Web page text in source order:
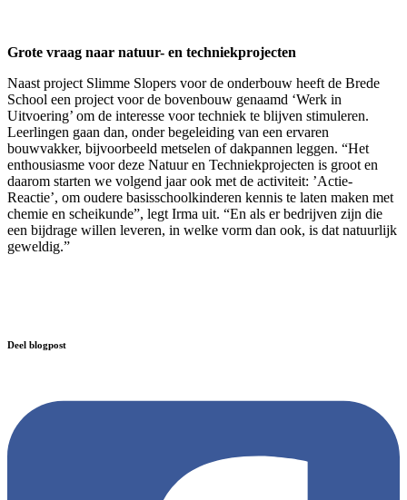
Grote vraag naar natuur- en techniekprojecten
Naast project Slimme Slopers voor de onderbouw heeft de Brede
School een project voor de bovenbouw genaamd ‘Werk in
Uitvoering’ om de interesse voor techniek te blijven stimuleren.
Leerlingen gaan dan, onder begeleiding van een ervaren
bouwvakker, bijvoorbeeld metselen of dakpannen leggen. “Het
enthousiasme voor deze Natuur en Techniekprojecten is groot en
daarom starten we volgend jaar ook met de activiteit: ’Actie-
Reactie’, om oudere basisschoolkinderen kennis te laten maken met
chemie en scheikunde”, legt Irma uit. “En als er bedrijven zijn die
een bijdrage willen leveren, in welke vorm dan ook, is dat natuurlijk
geweldig.”
Deel blogpost